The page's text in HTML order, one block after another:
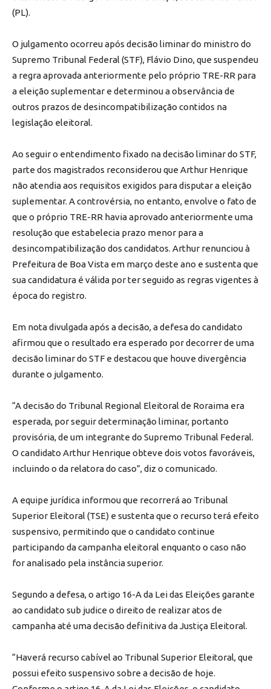
(PL).
O julgamento ocorreu após decisão liminar do ministro do
Supremo Tribunal Federal (STF), Flávio Dino, que suspendeu
a regra aprovada anteriormente pelo próprio TRE-RR para
a eleição suplementar e determinou a observância de
outros prazos de desincompatibilização contidos na
legislação eleitoral.
Ao seguir o entendimento fixado na decisão liminar do STF,
parte dos magistrados reconsiderou que Arthur Henrique
não atendia aos requisitos exigidos para disputar a eleição
suplementar. A controvérsia, no entanto, envolve o fato de
que o próprio TRE-RR havia aprovado anteriormente uma
resolução que estabelecia prazo menor para a
desincompatibilização dos candidatos. Arthur renunciou à
Prefeitura de Boa Vista em março deste ano e sustenta que
sua candidatura é válida por ter seguido as regras vigentes à
época do registro.
Em nota divulgada após a decisão, a defesa do candidato
afirmou que o resultado era esperado por decorrer de uma
decisão liminar do STF e destacou que houve divergência
durante o julgamento.
“A decisão do Tribunal Regional Eleitoral de Roraima era
esperada, por seguir determinação liminar, portanto
provisória, de um integrante do Supremo Tribunal Federal.
O candidato Arthur Henrique obteve dois votos favoráveis,
incluindo o da relatora do caso”, diz o comunicado.
A equipe jurídica informou que recorrerá ao Tribunal
Superior Eleitoral (TSE) e sustenta que o recurso terá efeito
suspensivo, permitindo que o candidato continue
participando da campanha eleitoral enquanto o caso não
for analisado pela instância superior.
Segundo a defesa, o artigo 16-A da Lei das Eleições garante
ao candidato sub judice o direito de realizar atos de
campanha até uma decisão definitiva da Justiça Eleitoral.
“Haverá recurso cabível ao Tribunal Superior Eleitoral, que
possui efeito suspensivo sobre a decisão de hoje.